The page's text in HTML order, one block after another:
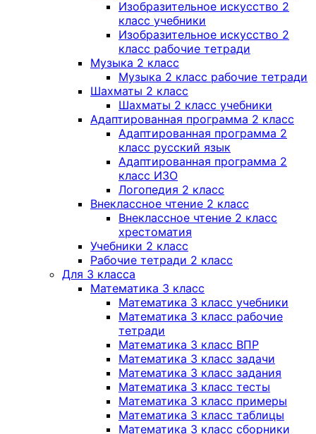
Изобразительное искусство 2
класс учебники
Изобразительное искусство 2
класс рабочие тетради
Музыка 2 класс
Музыка 2 класс рабочие тетради
Шахматы 2 класс
Шахматы 2 класс учебники
Адаптированная программа 2 класс
Адаптированная программа 2
класс русский язык
Адаптированная программа 2
класс ИЗО
Логопедия 2 класс
Внеклассное чтение 2 класс
Внеклассное чтение 2 класс
хрестоматия
Учебники 2 класс
Рабочие тетради 2 класс
Для 3 класса
Математика 3 класс
Математика 3 класс учебники
Математика 3 класс рабочие
тетради
Математика 3 класс ВПР
Математика 3 класс задачи
Математика 3 класс задания
Математика 3 класс тесты
Математика 3 класс примеры
Математика 3 класс таблицы
Математика 3 класс сборники